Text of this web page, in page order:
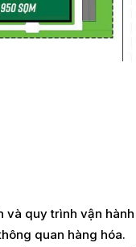
và quy trình vận hành
quan hàng hóa.